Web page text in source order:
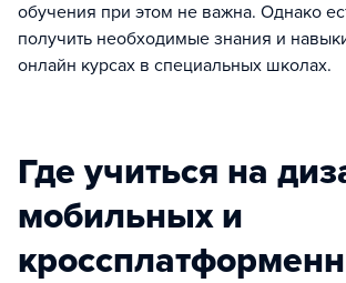
обучения при этом не важна. Однако
получить необходимые знания и
онлайн курсах в специальных школах.
Где учиться на
мобильных и